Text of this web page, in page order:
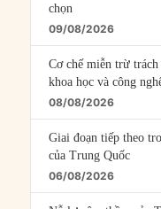
chọn
09/08/2026
Cơ chế miễn trừ
khoa học và công
08/08/2026
Giai đoạn tiếp theo
của Trung Quốc
06/08/2026